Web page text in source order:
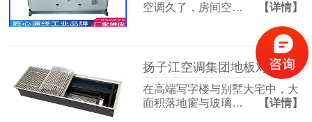
空调久了，房间空…
【详情】
扬子江空调集团地板对流器：破解冬冷夏热难题，打造四季如春的舒适空间
在高端写字楼与别墅大宅中，大
面积落地窗与玻璃…
【详情】